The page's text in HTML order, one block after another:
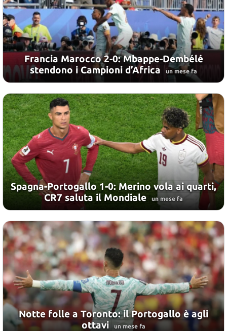
Francia Marocco 2-0: Mbappe-Dembélé
stendono i Campioni d’Africa
un mese fa
Spagna-Portogallo 1-0: Merino vola ai quarti,
CR7 saluta il Mondiale
un mese fa
Notte folle a Toronto: il Portogallo è agli
ottavi
un mese fa